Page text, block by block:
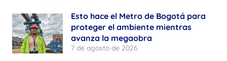
Esto hace el Metro de Bogotá para
proteger el ambiente mientras
avanza la megaobra
7 de agosto de 2026